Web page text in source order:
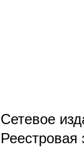
Сетевое